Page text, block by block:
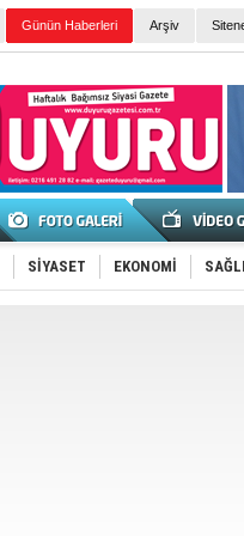
Günün Haberleri Arşiv
SİYASET EKONOMİ